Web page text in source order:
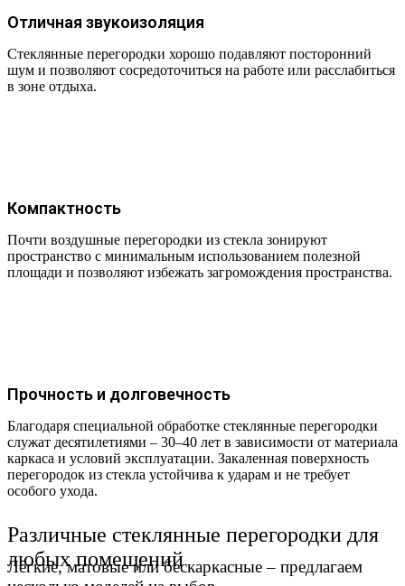
Отличная звукоизоляция
Стеклянные перегородки хорошо подавляют посторонний
шум и позволяют сосредоточиться на работе или расслабиться
в зоне отдыха.
Компактность
Почти воздушные перегородки из стекла зонируют
пространство с минимальным использованием полезной
площади и позволяют избежать загромождения пространства.
Прочность и долговечность
Благодаря специальной обработке стеклянные перегородки
служат десятилетиями – 30–40 лет в зависимости от материала
каркаса и условий эксплуатации. Закаленная поверхность
перегородок из стекла устойчива к ударам и не требует
особого ухода.
Различные стеклянные перегородки для
любых помещений
Легкие, матовые или бескаркасные– предлагаем